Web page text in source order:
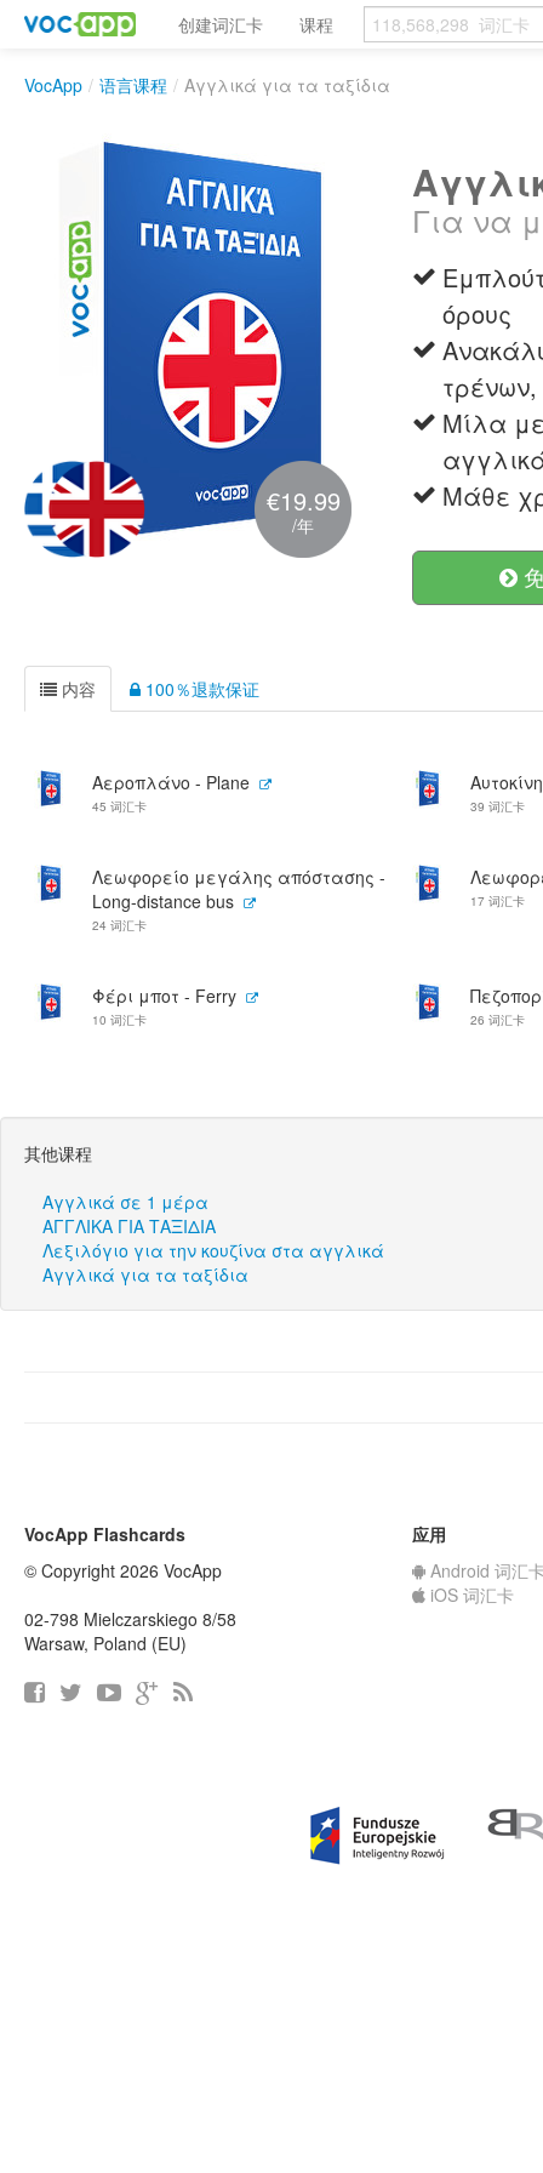
创建词汇卡 课程
VocApp / 语言课程 / Αγγλικά για τα ταξίδια
€19.99
/年
Για να
όρους
τρένων,
Μίλα
Μάθε
内容 100％退款保证
Αεροπλάνο - Plane
45 词汇卡 39 词汇卡
Λεωφορείο μεγάλης απόστασης -
Long-distance bus
24 词汇卡
17 词汇卡
Φέρι μποτ - Ferry
10 词汇卡 26 词汇卡
其他课程
Αγγλικά σε 1 μέρα
ΑΓΓΛΙΚΑ ΓΙΑ ΤΑΞΙΔΙΑ
Λεξιλόγιο για την κουζίνα στα αγγλικά
Αγγλικά για τα ταξίδια
VocApp Flashcards
© Copyright 2026 VocApp
02-798 Mielczarskiego 8/58
Warsaw, Poland (EU)
应用
Android 词汇
iOS 词汇卡